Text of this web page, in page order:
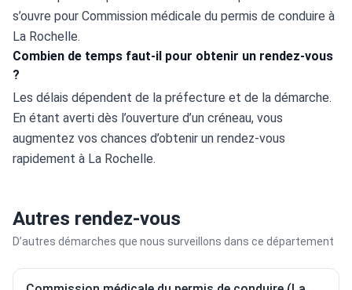
s’ouvre pour Commission médicale du permis de conduire à
La Rochelle.
Combien de temps faut-il pour obtenir un rendez-vous
?
Les délais dépendent de la préfecture et de la démarche.
En étant averti dès l’ouverture d’un créneau, vous
augmentez vos chances d’obtenir un rendez-vous
rapidement à La Rochelle.
Autres rendez-vous
D’autres démarches que nous surveillons dans ce département